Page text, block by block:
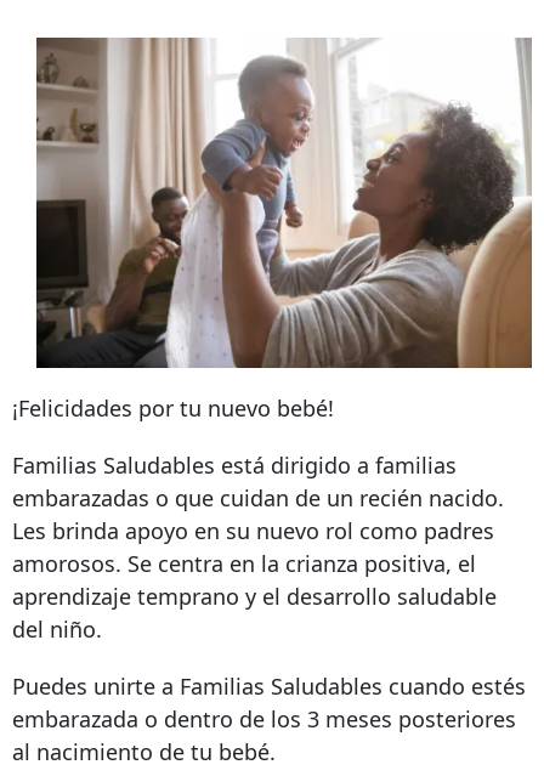
¡Felicidades por tu nuevo bebé!
Familias Saludables está dirigido a familias
embarazadas o que cuidan de un recién nacido.
Les brinda apoyo en su nuevo rol como padres
amorosos. Se centra en la crianza positiva, el
aprendizaje temprano y el desarrollo saludable
del niño.
Puedes unirte a Familias Saludables cuando estés
embarazada o dentro de los 3 meses posteriores
al nacimiento de tu bebé.